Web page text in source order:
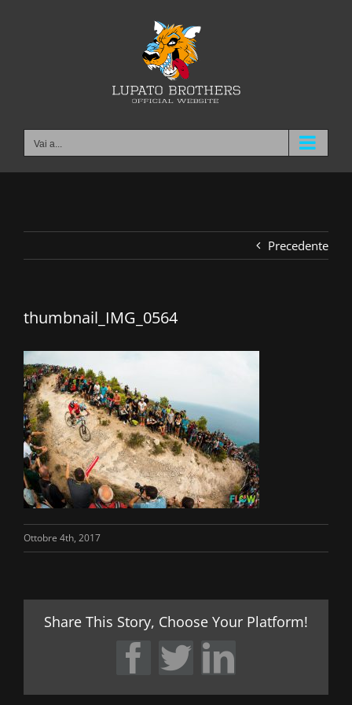
Vai a...
Precedente
thumbnail_IMG_0564
Ottobre 4th, 2017
Share This Story, Choose Your Platform!
Facebook
TwitterLinkedIn